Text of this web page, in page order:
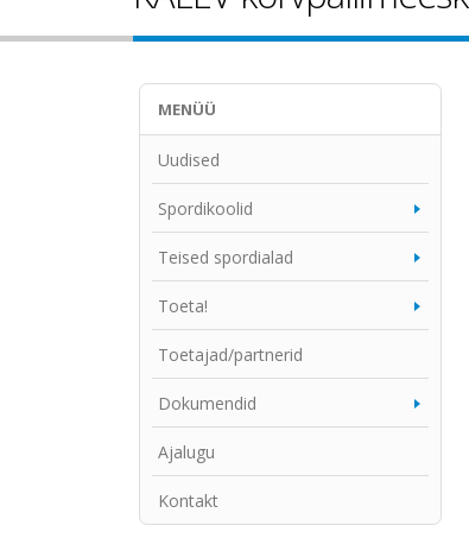
MENÜÜ
Uudised
Spordikoolid
Teised spordialad
Toeta!
Toetajad/partnerid
Dokumendid
Ajalugu
Kontakt